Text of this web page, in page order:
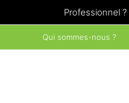
Professionnel ?
Qui sommes-nous ?